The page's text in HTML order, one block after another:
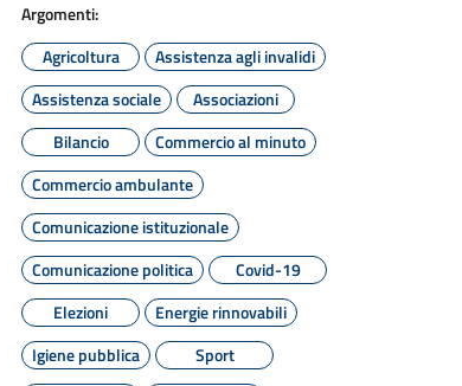
Argomenti:
Agricoltura
Assistenza agli invalidi
Assistenza sociale
Associazioni
Bilancio
Commercio al minuto
Commercio ambulante
Comunicazione istituzionale
Comunicazione politica
Covid-19
Elezioni
Energie rinnovabili
Igiene pubblica
Sport